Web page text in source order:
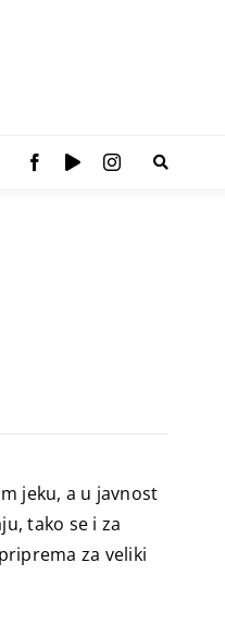
jeku, a u javnost
tako se i za
za veliki